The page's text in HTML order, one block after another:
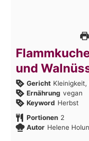
und
Gericht
Ernährung vegan
Keyword Herbst
Portionen 2
Autor Helene